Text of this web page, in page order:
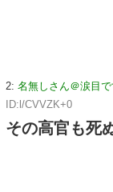
2: 名無しさん＠涙目
ID:l/CVVZK+0
その高官も死